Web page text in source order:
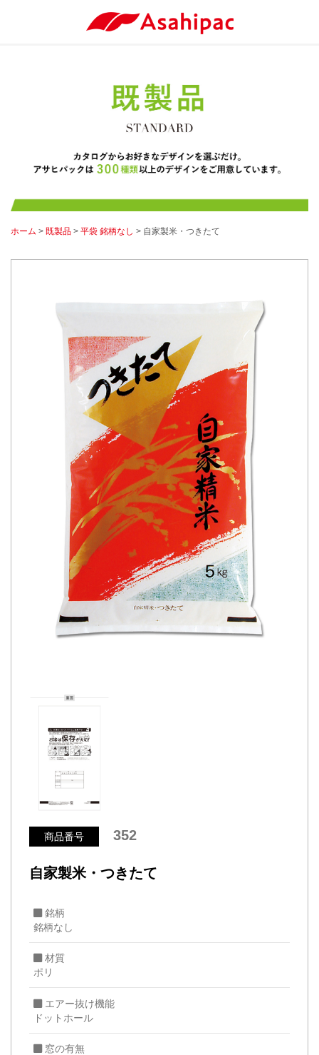
ホーム > 既製品 > 平袋 銘柄なし > 自家製米・つきたて
商品番号 352
自家製米・つきたて
銘柄
銘柄なし
材質
ポリ
エアー抜け機能
ドットホール
窓の有無